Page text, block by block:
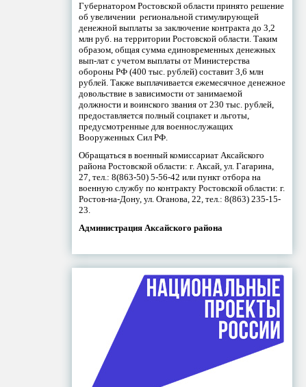
Губернатором Ростовской области принято решение
об увеличении региональной стимулирующей
денежной выплаты за заключение контракта до 3,2
млн руб. на территории Ростовской области. Таким
образом, общая сумма единовременных денежных
вып-лат с учетом выплаты от Министерства
обороны РФ (400 тыс. рублей) составит 3,6 млн
рублей. Также выплачивается ежемесячное денежное
довольствие в зависимости от занимаемой
должности и воинского звания от 230 тыс. рублей,
предоставляется полный соцпакет и льготы,
предусмотренные для военнослужащих
Вооруженных Сил РФ.
Обращаться в военный комиссариат Аксайского
района Ростовской области: г. Аксай, ул. Гагарина,
27, тел.: 8(863-50) 5-56-42 или пункт отбора на
военную службу по контракту Ростовской области: г.
Ростов-на-Дону, ул. Оганова, 22, тел.: 8(863) 235-15-
23.
Администрация Аксайского района